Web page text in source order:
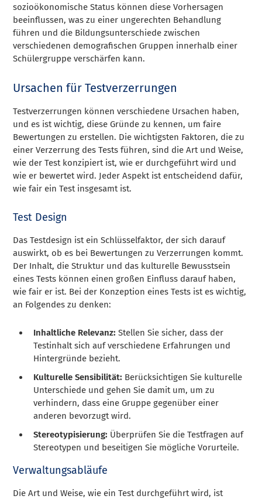
sozioökonomische Status können diese Vorhersagen
beeinflussen, was zu einer ungerechten Behandlung
führen und die Bildungsunterschiede zwischen
verschiedenen demografischen Gruppen innerhalb einer
Schülergruppe verschärfen kann.
Ursachen für Testverzerrungen
Testverzerrungen können verschiedene Ursachen haben,
und es ist wichtig, diese Gründe zu kennen, um faire
Bewertungen zu erstellen. Die wichtigsten Faktoren, die zu
einer Verzerrung des Tests führen, sind die Art und Weise,
wie der Test konzipiert ist, wie er durchgeführt wird und
wie er bewertet wird. Jeder Aspekt ist entscheidend dafür,
wie fair ein Test insgesamt ist.
Test Design
Das Testdesign ist ein Schlüsselfaktor, der sich darauf
auswirkt, ob es bei Bewertungen zu Verzerrungen kommt.
Der Inhalt, die Struktur und das kulturelle Bewusstsein
eines Tests können einen großen Einfluss darauf haben,
wie fair er ist. Bei der Konzeption eines Tests ist es wichtig,
an Folgendes zu denken:
Inhaltliche Relevanz: Stellen Sie sicher, dass der
Testinhalt sich auf verschiedene Erfahrungen und
Hintergründe bezieht.
Kulturelle Sensibilität: Berücksichtigen Sie kulturelle
Unterschiede und gehen Sie damit um, um zu
verhindern, dass eine Gruppe gegenüber einer
anderen bevorzugt wird.
Stereotypisierung: Überprüfen Sie die Testfragen auf
Stereotypen und beseitigen Sie mögliche Vorurteile.
Verwaltungsabläufe
Die Art und Weise, wie ein Test durchgeführt wird, ist